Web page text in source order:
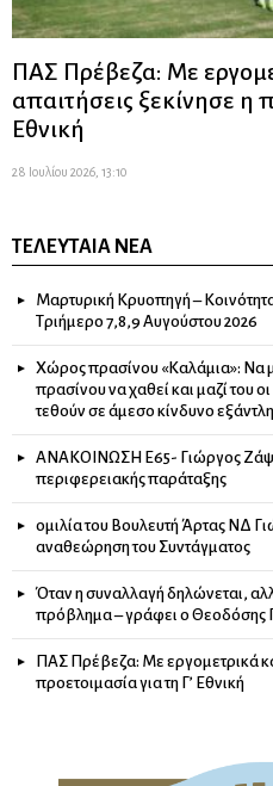
ΠΑΣ Πρέβεζα: Με
απαιτήσεις ξεκίνησε η
Εθνική
28 Ιουλίου 2026, 13:10
ΤΕΛΕΥΤΑΊΑ ΝΈΑ
Μαρτυρική Κρυοπηγή –
Τριήμερο 7,8,9 Αυγούστου 2026
Χώρος πρασίνου «Καλάμια»: Να
πρασίνου να χαθεί και μαζί του
τεθούν σε άμεσο κίνδυνο
ΑΝΑΚΟΙΝΩΣΗ Ε65- Γιώργος
περιφερειακής παράταξης
ομιλία του Βουλευτή Άρτας ΝΔ
αναθεώρηση του Συντάγματος
Όταν η συναλλαγή δηλώνεται,
πρόβλημα – γράφει ο Θεοδόσης
ΠΑΣ Πρέβεζα: Με εργομετρικά
προετοιμασία για τη Γ’ Εθνική